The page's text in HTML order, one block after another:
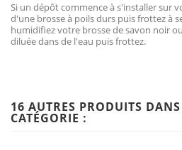
Si un dépôt commence à s'installer sur
d'une brosse à poils durs puis frottez à
humidifiez votre brosse de savon noir
diluée dans de l'eau puis frottez.
16 AUTRES PRODUITS
CATÉGORIE :